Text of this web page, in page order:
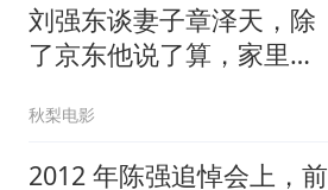
刘强东谈妻子章泽天，除
了京东他说了算，家里都
秋梨电影
2012 年陈强追悼会上，前